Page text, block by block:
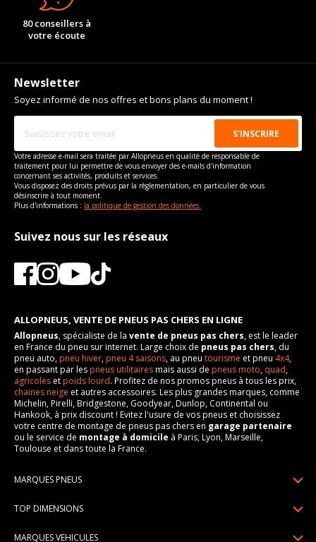
80 conseillers à
votre écoute
Newsletter
Soyez informé de nos offres et bons plans du moment !
Votre adresse e-mail sera traitée par Allopneus en qualité de responsable de
traitement pour lui permettre de vous envoyer des e-mails d'information
concernant ses activités, produits et services.
Vous disposez des droits prévus par la règlementation, en particulier de vous
désinscrire à tout moment.
Plus d'informations : la politique de gestion des données.
Suivez nous sur les réseaux
ALLOPNEUS, VENTE DE PNEUS PAS CHERS EN LIGNE
Allopneus, spécialiste de la vente de pneus pas chers, est le leader
en France du pneu sur internet. Large choix de pneus pas chers, du
pneu auto,pneu hiver,pneu 4 saisons, au pneu tourisme et pneu 4x4,
en passant par lespneus utilitairesmais aussi de pneus moto, quad,
agricoles etpoids lourd. Profitez de nos promos pneus à tous les prix,
chaines neige et autres accessoires. Les plus grandes marques, comme
Michelin, Pirelli, Bridgestone, Goodyear, Dunlop, Continental ou
Hankook, à prix discount ! Evitez l'usure de vos pneus et choisissez
votre centre de montage de pneus pas chers en garage partenaire
ou le service de montage à domicile à Paris, Lyon, Marseille,
Toulouse et dans toute la France.
MARQUES PNEUS
Pneus Continental
TOP DIMENSIONS
MARQUES VEHICULES